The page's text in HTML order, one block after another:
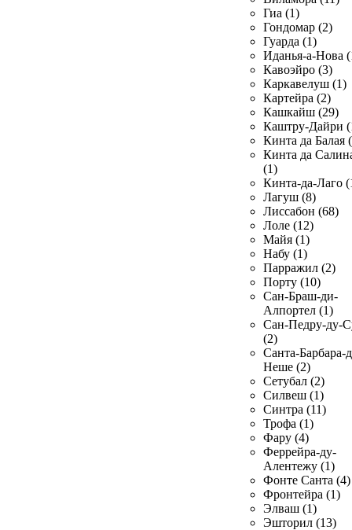
Гиа (1)
Гондомар (2)
Гуарда (1)
Иданья-а-Нова
Кавоэйро (3)
Каркавелуш (1)
Картейра (2)
Кашкайш (29)
Каштру-Дайри
Кинта да Балая
Кинта да
(1)
Кинта-да-Лаго
Лагуш (8)
Лиссабон (68)
Лоле (12)
Майя (1)
Набу (1)
Парражил (2)
Порту (10)
Сан-Браш-ди-
Алпортел (1)
Сан-Педру-ду-
(2)
Санта-Барбара-
Неше (2)
Сетубал (2)
Силвеш (1)
Синтра (11)
Трофа (1)
Фару (4)
Феррейра-ду-
Алентежу (1)
Фонте Санта (4)
Фронтейра (1)
Элваш (1)
Эшторил (13)